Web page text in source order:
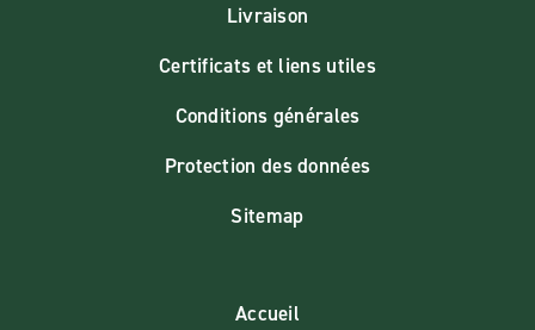
Livraison
Certificats et liens utiles
Conditions générales
Protection des données
Sitemap
Accueil